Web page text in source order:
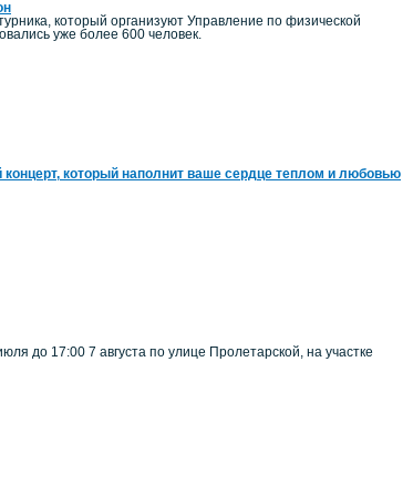
который организуют Управление по физической
уже более 600 человек.
который наполнит ваше сердце теплом и любовью
до 17:00 7 августа по улице Пролетарской, на участке